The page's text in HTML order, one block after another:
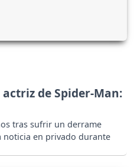
de Spider-Man:
tras sufrir un derrame
noticia en privado durante